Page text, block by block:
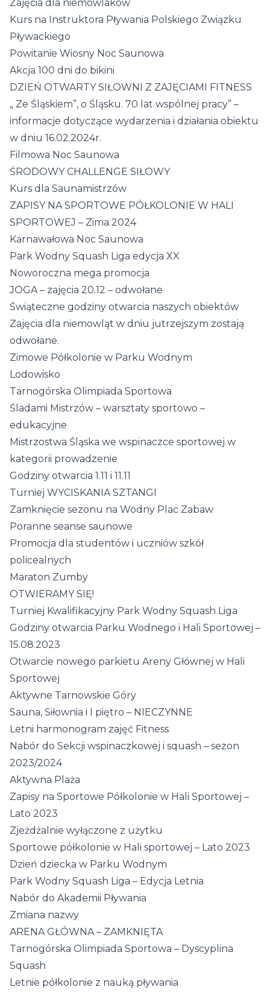
Zajęcia dla niemowlaków
Kurs na Instruktora Pływania Polskiego Związku
Pływackiego
Powitanie Wiosny Noc Saunowa
Akcja 100 dni do bikini
DZIEŃ OTWARTY SIŁOWNI Z ZAJĘCIAMI FITNESS
„ Ze Śląskiem”, o Śląsku. 70 lat wspólnej pracy” –
informacje dotyczące wydarzenia i działania obiektu
w dniu 16.02.2024r.
Filmowa Noc Saunowa
ŚRODOWY CHALLENGE SIŁOWY
Kurs dla Saunamistrzów
ZAPISY NA SPORTOWE PÓŁKOLONIE W HALI
SPORTOWEJ – Zima 2024
Karnawałowa Noc Saunowa
Park Wodny Squash Liga edycja XX
Noworoczna mega promocja
JOGA – zajęcia 20.12 – odwołane
Świąteczne godziny otwarcia naszych obiektów
Zajęcia dla niemowląt w dniu jutrzejszym zostają
odwołane.
Zimowe Półkolonie w Parku Wodnym
Lodowisko
Tarnogórska Olimpiada Sportowa
Śladami Mistrzów – warsztaty sportowo –
edukacyjne
Mistrzostwa Śląska we wspinaczce sportowej w
kategorii prowadzenie
Godziny otwarcia 1.11 i 11.11
Turniej WYCISKANIA SZTANGI
Zamknięcie sezonu na Wodny Plac Zabaw
Poranne seanse saunowe
Promocja dla studentów i uczniów szkół
policealnych
Maraton Zumby
OTWIERAMY SIĘ!
Turniej Kwalifikacyjny Park Wodny Squash Liga
Godziny otwarcia Parku Wodnego i Hali Sportowej –
15.08.2023
Otwarcie nowego parkietu Areny Głównej w Hali
Sportowej
Aktywne Tarnowskie Góry
Sauna, Siłownia i I piętro – NIECZYNNE
Letni harmonogram zajęć Fitness
Nabór do Sekcji wspinaczkowej i squash – sezon
2023/2024
Aktywna Plaża
Zapisy na Sportowe Półkolonie w Hali Sportowej –
Lato 2023
Zjeżdżalnie wyłączone z użytku
Sportowe półkolonie w Hali sportowej – Lato 2023
Dzień dziecka w Parku Wodnym
Park Wodny Squash Liga – Edycja Letnia
Nabór do Akademii Pływania
Zmiana nazwy
ARENA GŁÓWNA – ZAMKNIĘTA
Tarnogórska Olimpiada Sportowa – Dyscyplina
Squash
Letnie półkolonie z nauką pływania